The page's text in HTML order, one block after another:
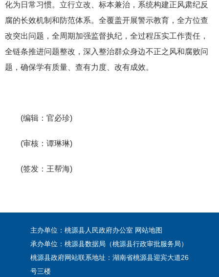
化为日常习惯。立行立改、标本兼治，系统构建正风肃纪反
腐的长效机制和防范体系。全覆盖开展警示教育，全方位查
改突出问题，全周期加强监督执纪，全过程压实工作责任，
全链条推进问题整改，深入整治群众身边不正之风和腐败问
题，确保学有质量、查有力度、改有成效。
(编辑：官必珍)
(审核：谭琳琳)
(签发：王帮海)
主办单位：桃源县人民政府办公室 网站地图
承办单位：桃源县数据局（桃源县行政审批服务局）
桃源县政府网站联系地址：湖南省桃源县迎宾大道26
号三楼